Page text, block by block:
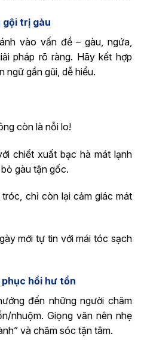
gội trị gàu
vào vấn đề – gàu, ngứa,
pháp rõ ràng. Hãy kết hợp
ngữ gần gũi, dễ hiểu.
còn là nỗi lo!
chiết xuất bạc hà mát lạnh
gàu tận gốc.
chỉ còn lại cảm giác mát
mới tự tin với mái tóc sạch
hồi hư tổn
đến những người chăm
nhuộm. Giọng văn nên nhẹ
và chăm sóc tận tâm.